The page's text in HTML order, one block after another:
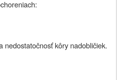
nedostatočnosť kôry nadobličiek.